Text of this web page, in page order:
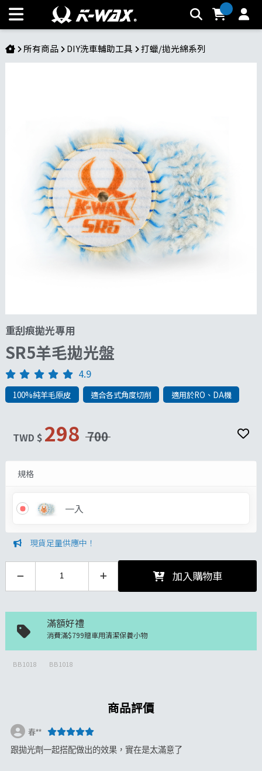
SR5羊毛拋光盤 | K-WAX台灣汽車美容材料
所有商品 DIY洗車輔助工具 打蠟/拋光綿系列
重刮痕拋光專用
SR5羊毛拋光盤
4.9
100%純羊毛原皮 適合各式角度切削 適用於RO、DA機
TWD $ 298 700
規格
一入
現貨足量供應中！
加入購物車
滿額好禮
消費滿$799贈車用清潔保養小物
BB1018 BB1018
商品評價
春**
跟拋光劑一起搭配做出的效果，實在是太滿意了